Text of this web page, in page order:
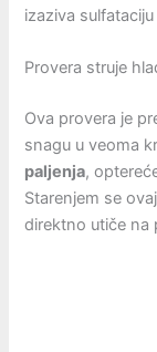
izaziva
Provera struje
Ova provera je
snagu u veoma
paljenja,
Starenjem se
direktno utiče na